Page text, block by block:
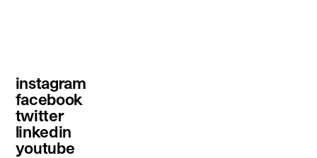
instagram
facebook
twitter
linkedin
youtube